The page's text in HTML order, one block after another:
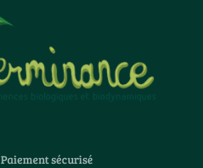
Paiement sécurisé